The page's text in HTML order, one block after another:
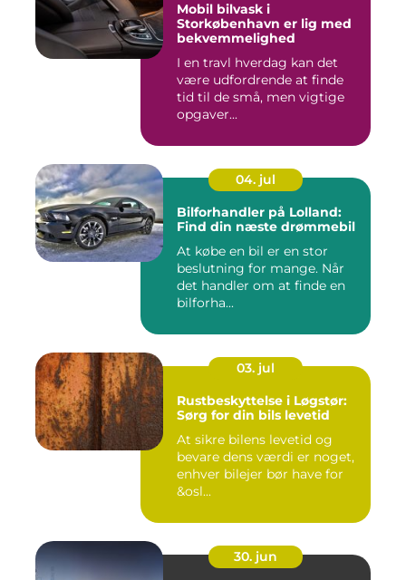
Mobil bilvask i
Storkøbenhavn er lig med
bekvemmelighed
I en travl hverdag kan det
være udfordrende at finde
tid til de små, men vigtige
opgaver...
04. jul
Bilforhandler på Lolland:
Find din næste drømmebil
At købe en bil er en stor
beslutning for mange. Når
det handler om at finde en
bilforha...
03. jul
Rustbeskyttelse i Løgstør:
Sørg for din bils levetid
At sikre bilens levetid og
bevare dens værdi er noget,
enhver bilejer bør have for
&osl...
30. jun